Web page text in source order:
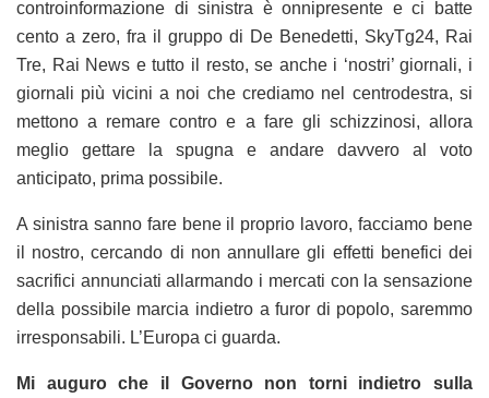
controinformazione di sinistra è onnipresente e ci batte
cento a zero, fra il gruppo di De Benedetti, SkyTg24, Rai
Tre, Rai News e tutto il resto, se anche i ‘nostri’ giornali, i
giornali più vicini a noi che crediamo nel centrodestra, si
mettono a remare contro e a fare gli schizzinosi, allora
meglio gettare la spugna e andare davvero al voto
anticipato, prima possibile.
A sinistra sanno fare bene il proprio lavoro, facciamo bene
il nostro, cercando di non annullare gli effetti benefici dei
sacrifici annunciati allarmando i mercati con la sensazione
della possibile marcia indietro a furor di popolo, saremmo
irresponsabili. L’Europa ci guarda.
Mi auguro che il Governo non torni indietro sulla